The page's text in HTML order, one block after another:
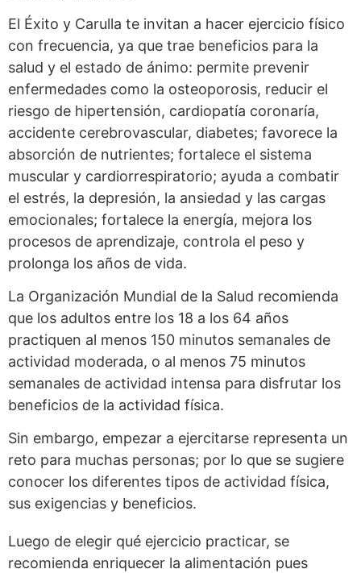
El Éxito y Carulla te invitan a hacer ejercicio físico
con frecuencia, ya que trae beneficios para la
salud y el estado de ánimo: permite prevenir
enfermedades como la osteoporosis, reducir el
riesgo de hipertensión, cardiopatía coronaría,
accidente cerebrovascular, diabetes; favorece la
absorción de nutrientes; fortalece el sistema
muscular y cardiorrespiratorio; ayuda a combatir
el estrés, la depresión, la ansiedad y las cargas
emocionales; fortalece la energía, mejora los
procesos de aprendizaje, controla el peso y
prolonga los años de vida.
La Organización Mundial de la Salud recomienda
que los adultos entre los 18 a los 64 años
practiquen al menos 150 minutos semanales de
actividad moderada, o al menos 75 minutos
semanales de actividad intensa para disfrutar los
beneficios de la actividad física.
Sin embargo, empezar a ejercitarse representa un
reto para muchas personas; por lo que se sugiere
conocer los diferentes tipos de actividad física,
sus exigencias y beneficios.
Luego de elegir qué ejercicio practicar, se
recomienda enriquecer la alimentación pues